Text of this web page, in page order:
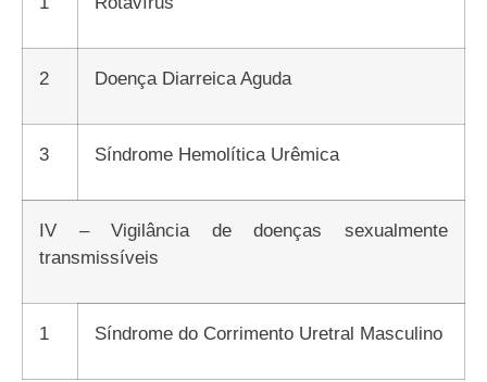
2 Doença Diarreica Aguda
3 Síndrome Hemolítica Urêmica
IV – Vigilância de doenças sexualmente
transmissíveis
1 Síndrome do Corrimento Uretral Masculino